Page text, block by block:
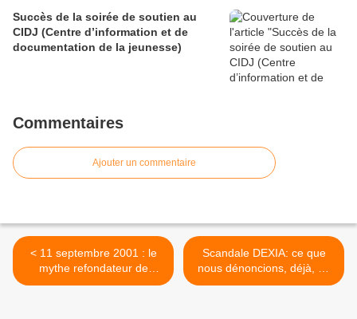
Succès de la soirée de soutien au
CIDJ (Centre d’information et de
documentation de la jeunesse)
Commentaires
Ajouter un commentaire
< 11 septembre 2001 : le
mythe refondateur de
l’impérialisme américain
Scandale DEXIA: ce que
nous dénoncions, déjà, en
2008 >